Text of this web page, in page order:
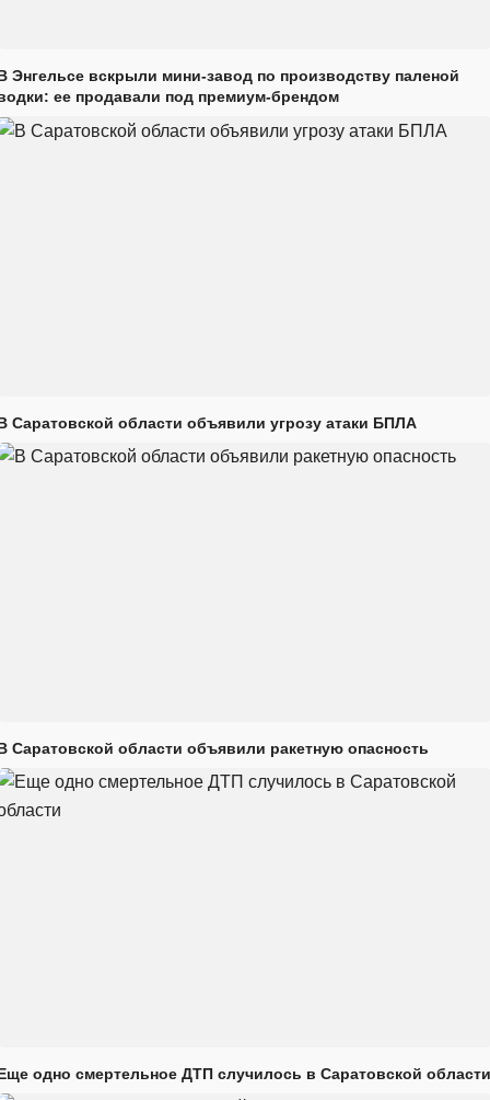
Энгельсе вскрыли мини-завод по производству паленой
ее продавали под премиум-брендом
Саратовской области объявили угрозу атаки БПЛА
Саратовской области объявили ракетную опасность
одно смертельное ДТП случилось в Саратовской области